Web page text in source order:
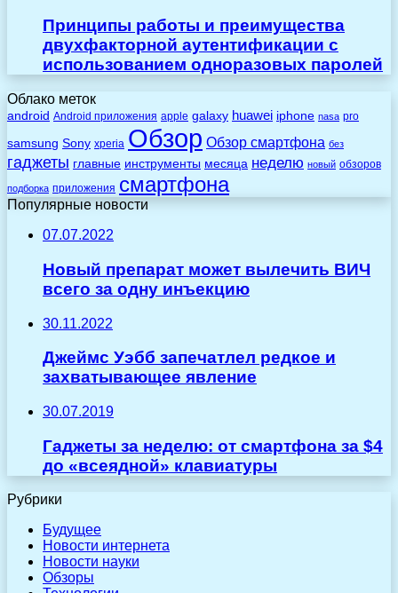
Принципы работы и преимущества
двухфакторной аутентификации с
использованием одноразовых паролей
Облако меток
android Android приложения apple galaxy huawei iphone nasa pro
samsung Sony xperia Обзор Обзор смартфона без
гаджеты главные инструменты месяца неделю новый обзоров
подборка приложения смартфона
Популярные новости
07.07.2022
Новый препарат может вылечить ВИЧ
всего за одну инъекцию
30.11.2022
Джеймс Уэбб запечатлел редкое и
захватывающее явление
30.07.2019
Гаджеты за неделю: от смартфона за $4
до «всеядной» клавиатуры
Рубрики
Будущее
Новости интернета
Новости науки
Обзоры